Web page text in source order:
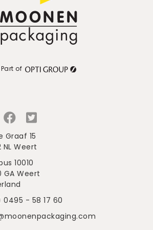
Part of
Graaf 15
NL Weert
10010
GA Weert
0495 - 58 17 60